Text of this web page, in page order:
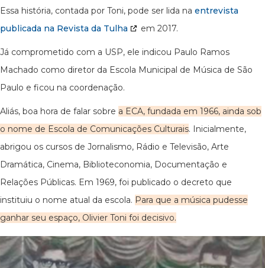
Essa história, contada por Toni, pode ser lida na entrevista
publicada na Revista da Tulha
em 2017.
Já comprometido com a USP, ele indicou Paulo Ramos
Machado como diretor da Escola Municipal de Música de São
Paulo e ficou na coordenação.
Aliás, boa hora de falar sobre a ECA, fundada em 1966, ainda sob
o nome de Escola de Comunicações Culturais. Inicialmente,
abrigou os cursos de Jornalismo, Rádio e Televisão, Arte
Dramática, Cinema, Biblioteconomia, Documentação e
Relações Públicas. Em 1969, foi publicado o decreto que
instituiu o nome atual da escola. Para que a música pudesse
ganhar seu espaço, Olivier Toni foi decisivo.